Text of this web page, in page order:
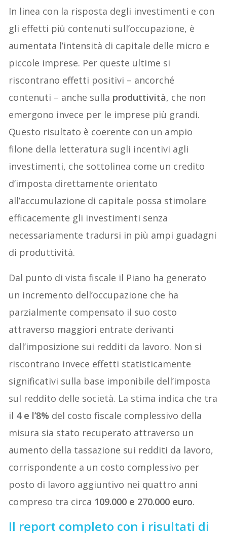
In linea con la risposta degli investimenti e con
gli effetti più contenuti sull’occupazione, è
aumentata l’intensità di capitale delle micro e
piccole imprese. Per queste ultime si
riscontrano effetti positivi – ancorché
contenuti – anche sulla produttività, che non
emergono invece per le imprese più grandi.
Questo risultato è coerente con un ampio
filone della letteratura sugli incentivi agli
investimenti, che sottolinea come un credito
d’imposta direttamente orientato
all’accumulazione di capitale possa stimolare
efficacemente gli investimenti senza
necessariamente tradursi in più ampi guadagni
di produttività.
Dal punto di vista fiscale il Piano ha generato
un incremento dell’occupazione che ha
parzialmente compensato il suo costo
attraverso maggiori entrate derivanti
dall’imposizione sui redditi da lavoro. Non si
riscontrano invece effetti statisticamente
significativi sulla base imponibile dell’imposta
sul reddito delle società. La stima indica che tra
il 4 e l’8% del costo fiscale complessivo della
misura sia stato recuperato attraverso un
aumento della tassazione sui redditi da lavoro,
corrispondente a un costo complessivo per
posto di lavoro aggiuntivo nei quattro anni
compreso tra circa 109.000 e 270.000 euro.
Il report completo con i risultati di